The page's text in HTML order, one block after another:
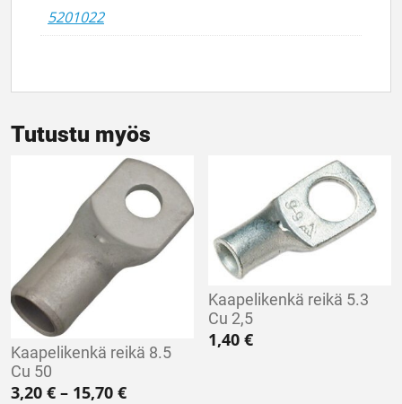
5201022
Tutustu myös
Kaapelikenkä reikä 8.5
Cu 50
3,20 € – 15,70 €Hintaluokka: 3,20 € - 15,70 €
Kaapelikenkä reikä 5.3
Cu 2,5
1,40€